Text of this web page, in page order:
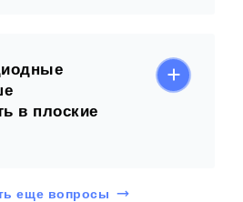
в плоские
еще вопросы